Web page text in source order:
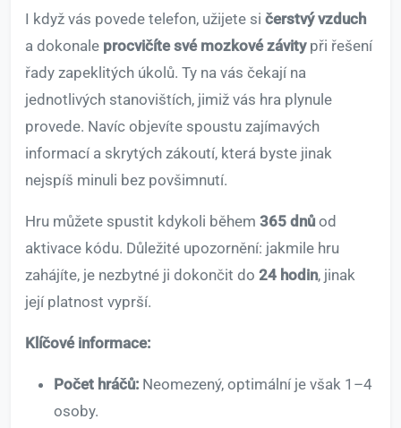
I když vás povede telefon, užijete si čerstvý vzduch
a dokonale procvičíte své mozkové závitypři řešení
řady zapeklitých úkolů. Ty na vás čekají na
jednotlivých stanovištích, jimiž vás hra plynule
provede. Navíc objevíte spoustu zajímavých
informací a skrytých zákoutí, která byste jinak
nejspíš minuli bez povšimnutí.
Hru můžete spustit kdykoli během 365 dnů od
aktivace kódu. Důležité upozornění: jakmile hru
zahájíte, je nezbytné ji dokončit do 24 hodin, jinak
její platnost vyprší.
Klíčové informace:
Počet hráčů: Neomezený, optimální je však 1–4
osoby.